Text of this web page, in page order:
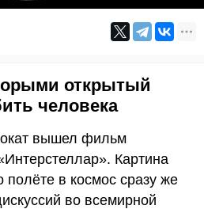
открытый
человека
вышел фильм
Картина
в космос сразу же
во всемирной